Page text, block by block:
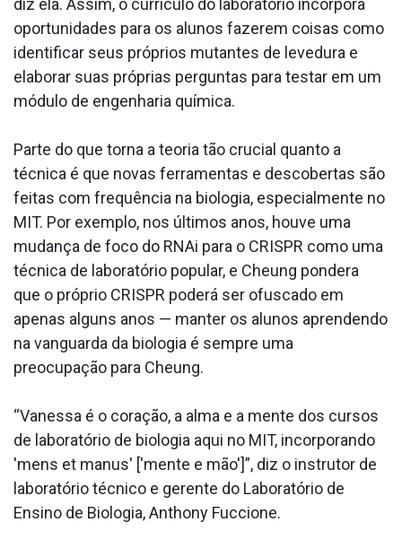
oportunidades para os alunos fazerem coisas como
identificar seus próprios mutantes de levedura e
elaborar suas próprias perguntas para testar em um
módulo de engenharia química.
Parte do que torna a teoria tão crucial quanto a
técnica é que novas ferramentas e descobertas são
feitas com frequência na biologia, especialmente no
MIT. Por exemplo, nos últimos anos, houve uma
mudança de foco do RNAi para o CRISPR como uma
técnica de laboratório popular, e Cheung pondera
que o próprio CRISPR poderá ser ofuscado em
apenas alguns anos — manter os alunos aprendendo
na vanguarda da biologia é sempre uma
preocupação para Cheung.
“Vanessa é o coração, a alma e a mente dos cursos
de laboratório de biologia aqui no MIT, incorporando
'mens et manus' ['mente e mão']”, diz o instrutor de
laboratório técnico e gerente do Laboratório de
Ensino de Biologia, Anthony Fuccione.